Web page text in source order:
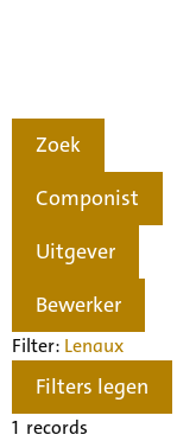
Zoek
Componist
Uitgever
Bewerker
Filter: Lenaux
Filters legen
1 records